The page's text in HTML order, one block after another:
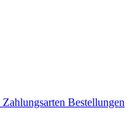
Zahlungsarten Bestellungen